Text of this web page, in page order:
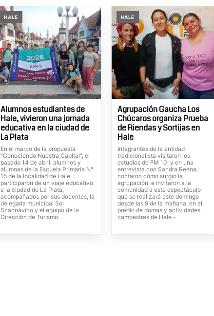
HALE
Alumnos estudiantes de
Hale, vivieron una jornada
educativa en la ciudad de
La Plata
En el marco de la propuesta
“Conociendo Nuestra Capital”, el
pasado 14 de abril, alumnos y
alumnas de la Escuela Primaria N°
15 de la localidad de Hale
participaron de un viaje educativo
a la ciudad de La Plata,
acompañados por sus docentes, la
delegada municipal Sol
Scannavino y el equipo de la
Dirección de Turismo.
HALE
Agrupación Gaucha Los
Chúcaros organiza Prueba
de Riendas y Sortijas en
Hale
Integrantes de la entidad
tradicionalista visitaron los
estudios de FM 10, y en una
entrevista con Sandra Reena,
contaron cómo surgio la
agrupación, e invitaron a la
comunidad a este espectáculo
que se realizará este domingo
desde las 9 de la mañana, en el
predio de domas y actividades
campestres de Hale.-